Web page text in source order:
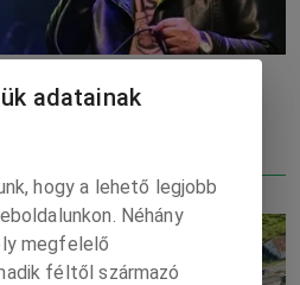
derekán
VÁROSNAPOK
adatainak
hogy a lehető legjobb
Néhány
megfelelő
féltől származó